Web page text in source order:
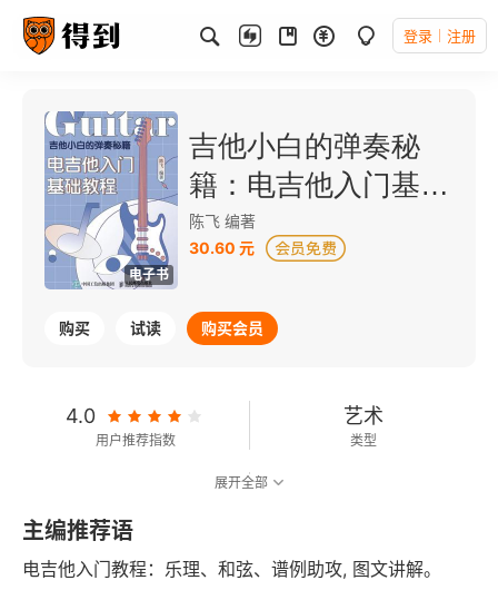
登录 注册
电子书
吉他小白的弹奏秘
籍：电吉他入门基础
教程
陈飞 编著
30.60 元
购买 试读 购买会员
4.0
用户推荐指数
艺术
类型
2020-05-01
发行日期
展开全部
主编推荐语
电吉他入门教程：乐理、和弦、谱例助攻, 图文讲解。